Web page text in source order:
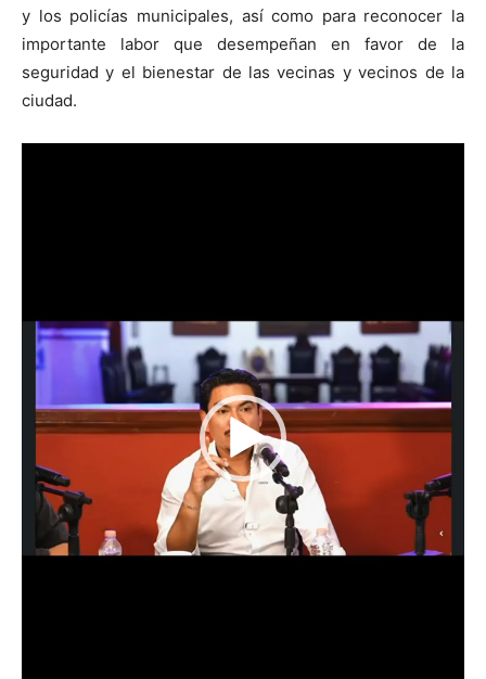
y los policías municipales, así como para reconocer la
importante labor que desempeñan en favor de la
seguridad y el bienestar de las vecinas y vecinos de la
ciudad.